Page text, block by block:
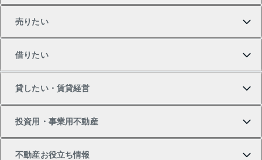
新築・分譲マンションの購入
中古マンションの購入
売りたい
マンションの売却・査定
一戸建ての売却・査定
借りたい
借りたいTOP
物件を借りる
貸したい・賃貸経営
貸したいTOP
投資用・事業用不動産
不動産お役立ち情報